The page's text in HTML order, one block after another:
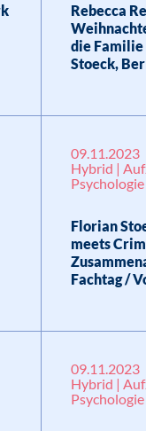
Rebecca
die Familie
Stoeck,
09.11.2023
Hybrid |
Psychologie
Florian
meets
Fachtag /
09.11.2023
Hybrid |
Psychologie